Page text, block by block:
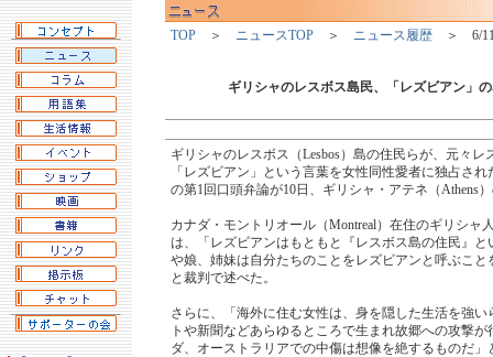
TOP ＞ ニュースTOP ＞ ニュース履歴 ＞ 6/11
ギリシャのレスボス島民、「レズビアン」
ギリシャのレスボス（Lesbos）島の住民らが、元々
「レズビアン」という言葉を女性同性愛者に独占さ
の第1回口頭弁論が10日、ギリシャ・アテネ（Athens
カナダ・モントリオール（Montreal）在住のギリシャ
は、「レズビアンはもともと『レスボス島の住民』
や娘、姉妹は自分たちのことをレズビアンと呼ぶこ
と裁判で述べた。
さらに、「海外に住む女性は、身を隠した生活を強
トや新聞などあらゆるところで生まれ故郷への攻撃
ダ、オーストラリアでの中傷は想像を絶するものだ」